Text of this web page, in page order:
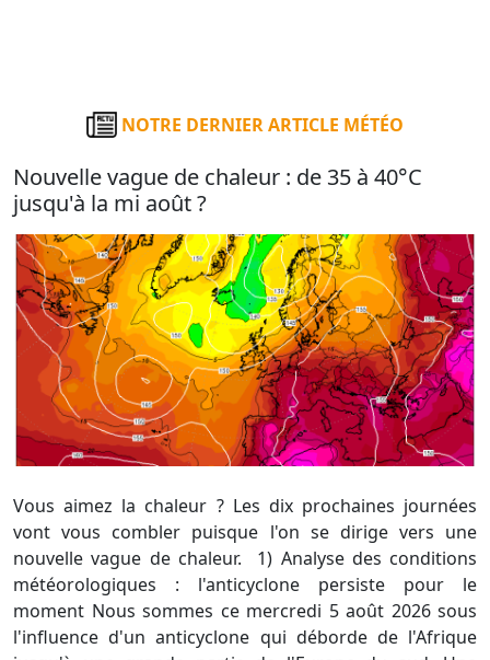
NOTRE DERNIER ARTICLE MÉTÉO
Nouvelle vague de chaleur : de 35 à 40°C
jusqu'à la mi août ?
Vous aimez la chaleur ? Les dix prochaines journées
vont vous combler puisque l'on se dirige vers une
nouvelle vague de chaleur. 1) Analyse des conditions
météorologiques : l'anticyclone persiste pour le
moment Nous sommes ce mercredi 5 août 2026 sous
l'influence d'un anticyclone qui déborde de l'Afrique